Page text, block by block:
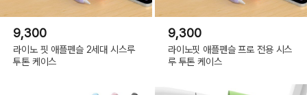
9,300
라이노 핏 애플펜슬 2세대 시스루
투톤 케이스
9,300
라이노핏 애플펜슬 프로 전용 시스
루 투톤 케이스